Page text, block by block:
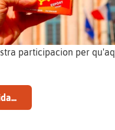
participacion per